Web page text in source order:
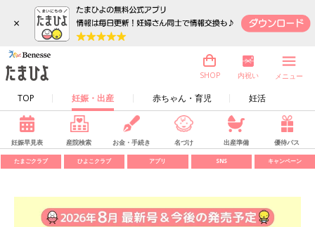
×
TOP 妊娠・出産 赤ちゃん・育児 妊活
SHOP 内祝い メニュー
妊娠早見表 産院検索 お金・手続き 名づけ 出産準備 優待パス
たまごクラブ ひよこクラブ アプリ SNS キャンペーン